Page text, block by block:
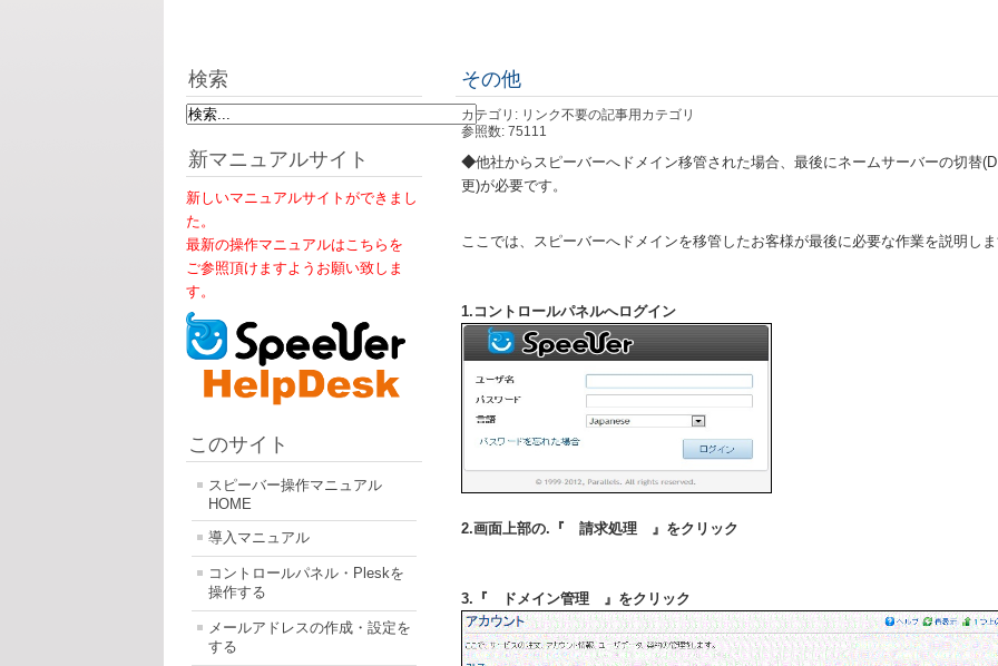
検索
新マニュアルサイト
新しいマニュアルサイトができまし
た。
最新の操作マニュアルはこちらを
ご参照頂けますようお願い致しま
す。
このサイト
スピーバー操作マニュアル
HOME
導入マニュアル
コントロールパネル・Pleskを
操作する
メールアドレスの作成・設定を
する
その他
カテゴリ: リンク不要の記事用カテゴリ
参照数: 75111
◆他社からスピーバーへドメイン移管された場合、最後にネームサーバーの切替
更)が必要です。
ここでは、スピーバーへドメインを移管したお客様が最後に必要な作業を説明し
1.コントロールパネルへログイン
2.画面上部の.『 請求処理 』をクリック
3.『 ドメイン管理 』をクリック